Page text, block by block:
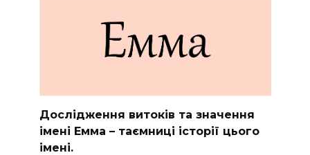
Дослідження витоків та значення
імені Емма – таємниці історії цього
імені.